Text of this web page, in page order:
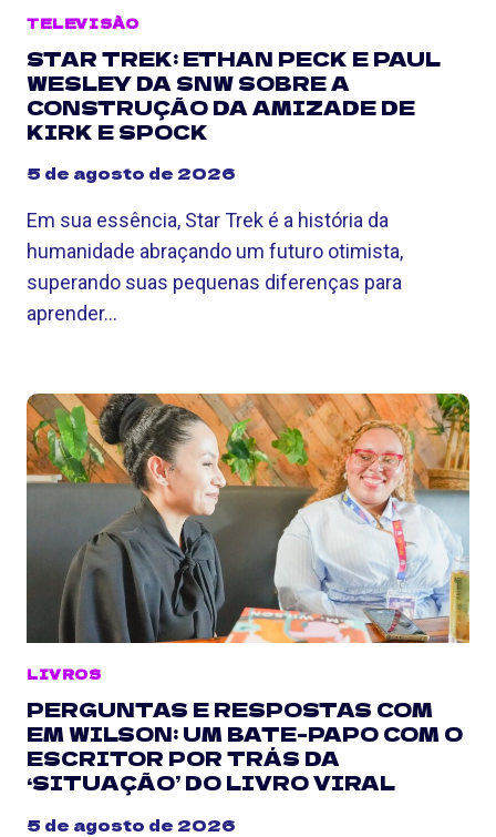
TELEVISÃO
STAR TREK: ETHAN PECK E PAUL
WESLEY DA SNW SOBRE A
CONSTRUÇÃO DA AMIZADE DE
KIRK E SPOCK
5 de agosto de 2026
Em sua essência, Star Trek é a história da
humanidade abraçando um futuro otimista,
superando suas pequenas diferenças para
aprender…
LIVROS
PERGUNTAS E RESPOSTAS COM
EM WILSON: UM BATE-PAPO COM O
ESCRITOR POR TRÁS DA
‘SITUAÇÃO’ DO LIVRO VIRAL
5 de agosto de 2026